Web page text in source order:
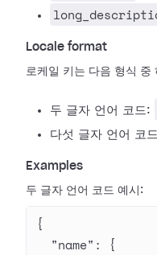
Locale format
로케일 키는 다음 형식 중
두 글자 언어 코드:
다섯 글자 언어 코
Examples
두 글자 언어 코드 예시:
{
  "name"
: {